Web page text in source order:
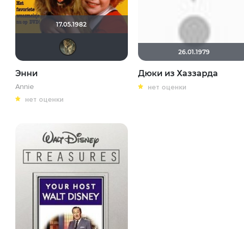
17.05.1982
Shad Tkhom
Энни
Annie
нет оценки
26.01.1979
Дюки из Хаззарда
нет оценки